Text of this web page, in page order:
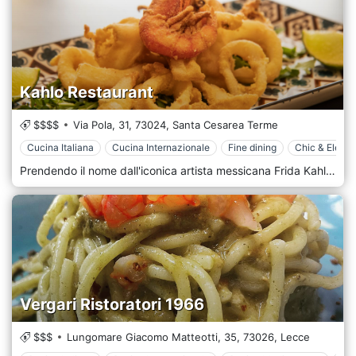
Kahlo Restaurant
$$$$ Via Pola, 31, 73024, Santa Cesarea Terme
Cucina Italiana Cucina Internazionale Fine dining Chic &
Prendendo il nome dall'iconica artista messicana Frida Kahlo, il Ristorante Kahlo nella città costiera di Santa Cesarea Terme suggerisce una fusione di raffinatezza italiana con i sapori vibranti, colorati e ricchi della cucina messicana. Influenza messicana: il nome suggerisce che potrebbero esserci piatti o sapori di ispirazione messicana. Pensa a tacos, enchiladas o persino talpe, ma possibilmente con una svolta utilizzando ingredienti italiani locali. Piatti italiani: data la posizione in Puglia, aspettati piatti influenzati da ingredienti locali come olio d'oliva, pesce fresco e verdure coltivate localmente. Potrebbero esserci piatti di pasta o risotti con un tocco messicano. Selezioni di frutti di mare: la vicinanza di Santa Cesarea Terme alla costa potrebbe significare concentrarsi sui frutti di mare, possibilmente combinati con sapori messicani come lime, coriandolo e peperoncino. Eclettico e vibrante: traendo ispirazione dalla vita e dall'arte colorate di Frida Kahlo, l'interno potrebbe essere adornato con colori vivaci, forse anche riproducendo alcune delle sue famose opere. Vibrazioni costiere: poiché si trova lungo la costa, il ristorante potrebbe avere una vista sul mare o elementi nell'arredamento che ricordano ai commensali la loro posizione sul mare.
Vergari Ristoratori 1966
$$$ Lungomare Giacomo Matteotti, 35, 73026, Lecce